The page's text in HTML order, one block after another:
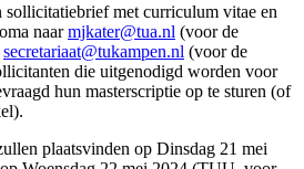
sollicitatiebrief met curriculum vitae en
naarmjkater@tua.nl (voor de
secretariaat@tukampen.nl (voor de
die uitgenodigd worden voor
hun masterscriptie op te sturen (of
plaatsvinden op Dinsdag 21 mei